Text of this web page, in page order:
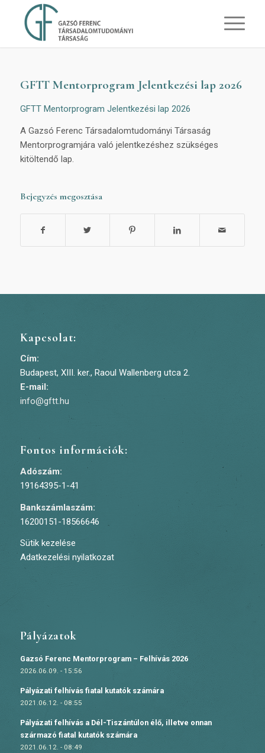
GFTT Mentorprogram Jelentkezési lap 2026
GFTT Mentorprogram Jelentkezési lap 2026
A Gazsó Ferenc Társadalomtudományi Társaság
Mentorprogramjára való jelentkezéshez szükséges
kitöltendő lap.
Bejegyzés megosztása
Kapcsolat:
Cím:
Budapest, XIII. ker., Raoul Wallenberg utca 2.
E-mail:
info@gftt.hu
Fontos információk:
Adószám:
19164395-1-41
Bankszámlaszám:
16200151-18566646
Sütik kezelése
Adatkezelési nyilatkozat
Pályázatok
Gazsó Ferenc Mentorprogram – Felhívás 2026
2026.06.09. - 15:56
Pályázati felhívás fiatal kutatók számára
2021.06.12. - 08:55
Pályázati felhívás a Dél-Tiszántúlon élő, illetve onnan
származó fiatal kutatók számára
2021.06.12. - 08:49